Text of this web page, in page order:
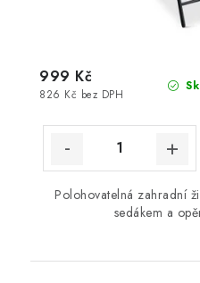
826 Kč bez DPH
999 Kč
Polohovatelná zahradní
sedákem a